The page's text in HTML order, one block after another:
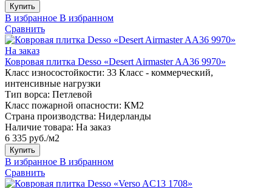
Купить
В избранное В избранном
Сравнить
На заказ
Ковровая плитка Desso «Desert Airmaster AA36 9970»
Класс износостойкости: 33 Класс - коммерческий,
интенсивные нагрузки
Тип ворса: Петлевой
Класс пожарной опасности: КМ2
Страна производства: Нидерланды
Наличие товара: На заказ
6 335 руб./м2
Купить
В избранное В избранном
Сравнить